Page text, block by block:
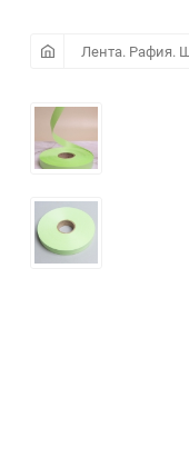
Лента. Рафия.